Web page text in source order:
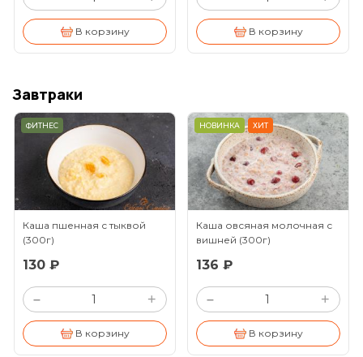
В корзину В корзину
Завтраки
ФИТНЕС
Каша пшенная с тыквой
(300г)
130 ₽
– +
В корзину
НОВИНКА ХИТ
Каша овсяная молочная с
вишней (300г)
136 ₽
– +
В корзину